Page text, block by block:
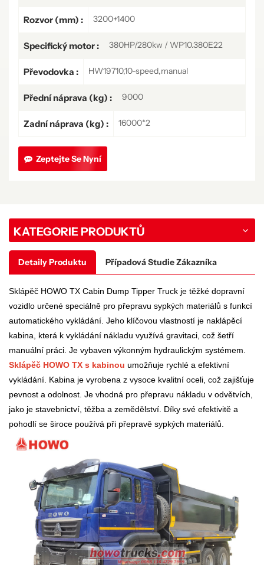
Rozvor (mm) : 3200+1400
Specifický motor : 380HP/280kw / WP10.380E22
Převodovka : HW19710,10-speed,manual
Přední náprava (kg) : 9000
Zadní náprava (kg) : 16000*2
Zeptejte Se Nyní
KATEGORIE PRODUKTŮ
Detaily Produktu Případová Studie Zákazníka
Sklápěč HOWO TX Cabin Dump Tipper Truck je těžké dopravní
vozidlo určené speciálně pro přepravu sypkých materiálů s funkcí
automatického vykládání. Jeho klíčovou vlastností je naklápěcí
kabina, která k vykládání nákladu využívá gravitaci, což šetří
manuální práci. Je vybaven výkonným hydraulickým systémem.
Sklápěč HOWO TX s kabinou umožňuje rychlé a efektivní
vykládání. Kabina je vyrobena z vysoce kvalitní oceli, což zajišťuje
pevnost a odolnost. Je vhodná pro přepravu nákladu v odvětvích,
jako je stavebnictví, těžba a zemědělství. Díky své efektivitě a
pohodlí se široce používá při přepravě sypkých materiálů.